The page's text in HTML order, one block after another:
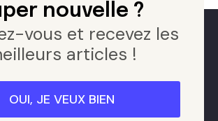
nouvelle ?
vous et recevez les
articles !